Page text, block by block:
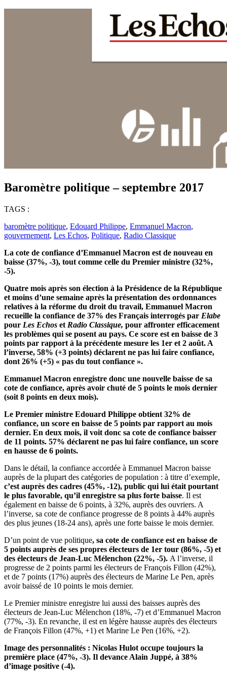
Baromètre politique – septembre 2017
TAGS :
baromètre politique, Edouard Philippe, Emmanuel Macron,
gouvernement, Les Echos, Politique, Radio Classique
La cote de confiance d’Emmanuel Macron est de nouveau en
baisse (37%, -3), tout comme celle du Premier ministre (32%,
-5).
Quatre mois après son élection à la Présidence de la République
et moins d’une semaine après la présentation des ordonnances
relatives à la réforme du droit du travail, Emmanuel Macron
recueille la confiance de 37% des Français interrogés par Elabe
pour Les Echos et Radio Classique, pour affronter efficacement
les problèmes qui se posent au pays. Ce score est en baisse de 3
points par rapport à la précédente mesure les 1er et 2 août. A
l’inverse, 58% (+3 points) déclarent ne pas lui faire confiance,
dont 26% (+5) « pas du tout confiance ».
Emmanuel Macron enregistre donc une nouvelle baisse de sa
cote de confiance, après avoir chuté de 5 points le mois dernier
(soit 8 points en deux mois).
Le Premier ministre Edouard Philippe obtient 32% de
confiance, un score en baisse de 5 points par rapport au mois
dernier. En deux mois, il voit donc sa cote de confiance baisser
de 11 points. 57% déclarent ne pas lui faire confiance, un score
en hausse de 6 points.
Dans le détail, la confiance accordée à Emmanuel Macron baisse
auprès de la plupart des catégories de population : à titre d’exemple,
c’est auprès des cadres (45%, -12), public qui lui était pourtant
le plus favorable, qu’il enregistre sa plus forte baisse. Il est
également en baisse de 6 points, à 32%, auprès des ouvriers. A
l’inverse, sa cote de confiance progresse de 8 points à 44% auprès
des plus jeunes (18-24 ans), après une forte baisse le mois dernier.
D’un point de vue politique, sa cote de confiance est en baisse de
5 points auprès de ses propres électeurs de 1er tour (86%, -5) et
des électeurs de Jean-Luc Mélenchon (22%, -5). A l’inverse, il
progresse de 2 points parmi les électeurs de François Fillon (42%),
et de 7 points (17%) auprès des électeurs de Marine Le Pen, après
avoir baissé de 10 points le mois dernier.
Le Premier ministre enregistre lui aussi des baisses auprès des
électeurs de Jean-Luc Mélenchon (18%, -7) et d’Emmanuel Macron
(77%, -3). En revanche, il est en légère hausse auprès des électeurs
de François Fillon (47%, +1) et Marine Le Pen (16%, +2).
Image des personnalités : Nicolas Hulot occupe toujours la
première place (47%, -3). Il devance Alain Juppé, à 38%
d’image positive (-4).